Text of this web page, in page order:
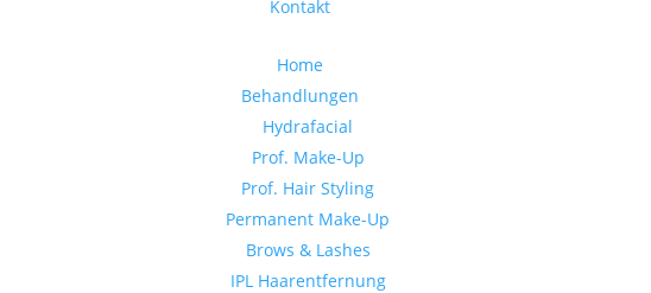
Kontakt
Home
Behandlungen
Hydrafacial
Prof. Make-Up
Prof. Hair Styling
Permanent Make-Up
Brows & Lashes
IPL Haarentfernung